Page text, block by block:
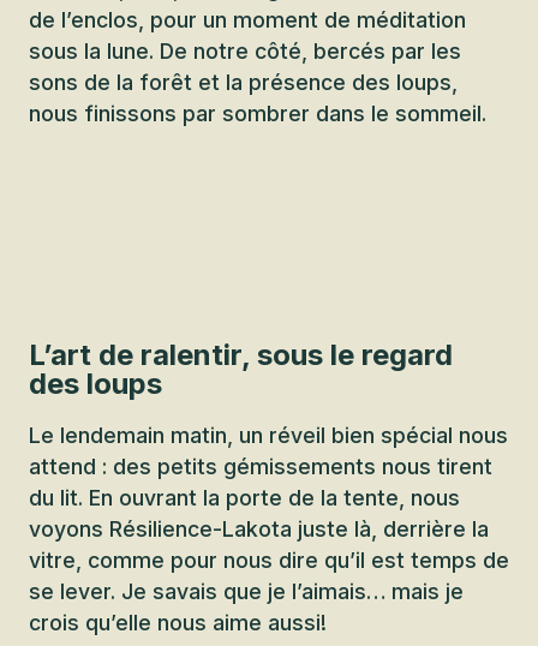
de l’enclos, pour un moment de méditation
sous la lune. De notre côté, bercés par les
sons de la forêt et la présence des loups,
nous finissons par sombrer dans le sommeil.
L’art de ralentir, sous le regard
des loups
Le lendemain matin, un réveil bien spécial nous
attend : des petits gémissements nous tirent
du lit. En ouvrant la porte de la tente, nous
voyons Résilience-Lakota juste là, derrière la
vitre, comme pour nous dire qu’il est temps de
se lever. Je savais que je l’aimais… mais je
crois qu’elle nous aime aussi!